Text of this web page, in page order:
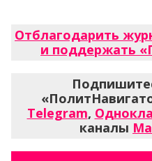
Отблагодарить
и поддержать
Telegram,
каналы